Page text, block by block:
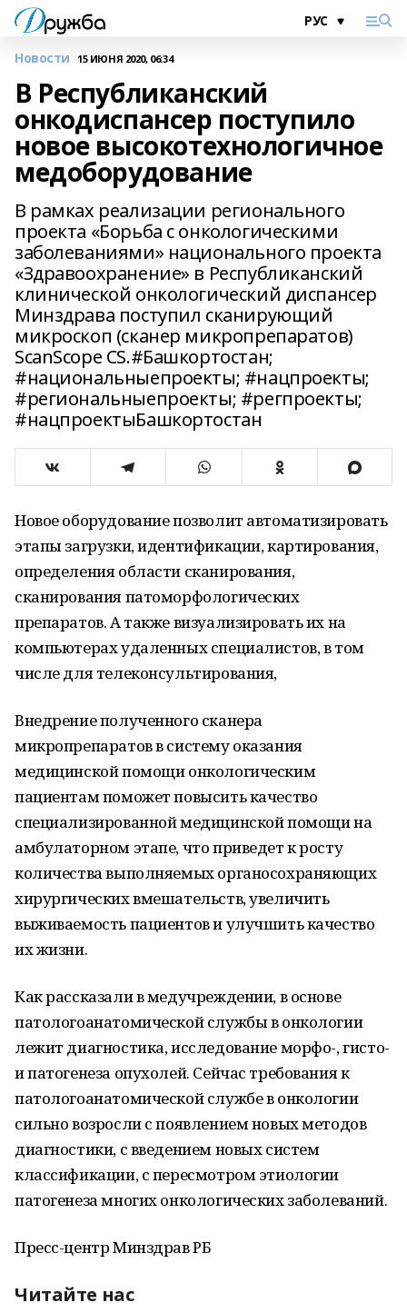
Новости 15 ИЮНЯ 2020, 06:34
В Республиканский
онкодиспансер поступило
новое высокотехнологичное
медоборудование
В рамках реализации регионального
проекта «Борьба с онкологическими
заболеваниями» национального проекта
«Здравоохранение» в Республиканский
клинической онкологический диспансер
Минздрава поступил сканирующий
микроскоп (сканер микропрепаратов)
ScanScope CS.#Башкортостан;
#национальныепроекты; #нацпроекты;
#региональныепроекты; #регпроекты;
#нацпроектыБашкортостан
Новое оборудование позволит автоматизировать
этапы загрузки, идентификации, картирования,
определения области сканирования,
сканирования патоморфологических
препаратов. А также визуализировать их на
компьютерах удаленных специалистов, в том
числе для телеконсультирования,
Внедрение полученного сканера
микропрепаратов в систему оказания
медицинской помощи онкологическим
пациентам поможет повысить качество
специализированной медицинской помощи на
амбулаторном этапе, что приведет к росту
количества выполняемых органосохраняющих
хирургических вмешательств, увеличить
выживаемость пациентов и улучшить качество
их жизни.
Как рассказали в медучреждении, в основе
патологоанатомической службы в онкологии
лежит диагностика, исследование морфо-, гисто-
и патогенеза опухолей. Сейчас требования к
патологоанатомической службе в онкологии
сильно возросли с появлением новых методов
диагностики, с введением новых систем
классификации, с пересмотром этиологии
патогенеза многих онкологических заболеваний.
Пресс-центр Минздрав РБ
Читайте нас